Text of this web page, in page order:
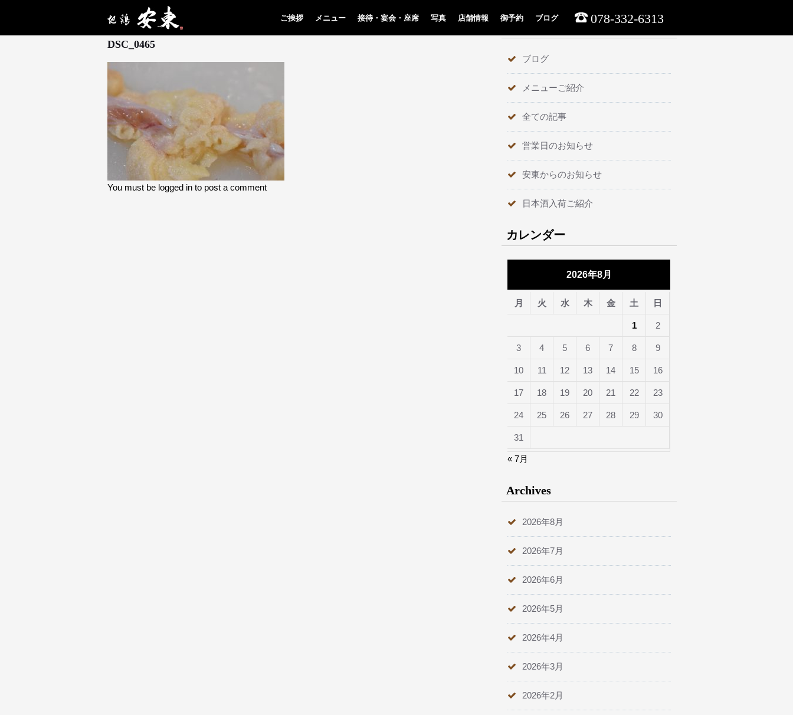
ご挨拶 メニュー 接待・宴会・座席 写真 店舗情報 御予約 ブログ 078-332-6313
5月 25, 2026
DSC_0465
You must be logged in to post a comment
ブログ
メニューご紹介
全ての記事
営業日のお知らせ
安東からのお知らせ
日本酒入荷ご紹介
カレンダー
2026年8月
月 火 水 木 金 土 日
1 2
3 4 5 6 7 8 9
10 11 12 13 14 15 16
17 18 19 20 21 22 23
24 25 26 27 28 29 30
31
« 7月
Archives
2026年8月
2026年7月
2026年6月
2026年5月
2026年4月
2026年3月
2026年2月